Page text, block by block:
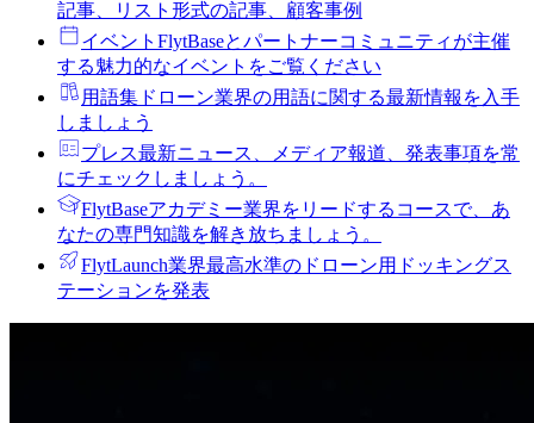
記事、リスト形式の記事、顧客事例
イベント FlytBaseとパートナーコミュニティが主催
する魅力的なイベントをご覧ください
用語集 ドローン業界の用語に関する最新情報を入手
しましょう
プレス最新ニュース、メディア報道、発表事項を常
にチェックしましょう。
FlytBaseアカデミー業界をリードするコースで、あ
なたの専門知識を解き放ちましょう。
FlytLaunch業界最高水準のドローン用ドッキングス
テーションを発表